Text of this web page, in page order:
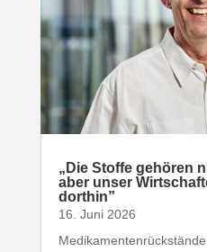
„ Die Stoffe gehören
aber unser
dorthin”
16. Juni 2026